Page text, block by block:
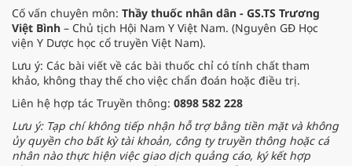
Cố vấn chuyên môn: Thầy thuốc nhân dân - GS.TS Trương
Việt Bình – Chủ tịch Hội Nam Y Việt Nam. (Nguyên GĐ Học
viện Y Dược học cổ truyền Việt Nam).
Lưu ý: Các bài viết về các bài thuốc chỉ có tính chất tham
khảo, không thay thế cho việc chẩn đoán hoặc điều trị.
Liên hệ hợp tác Truyền thông: 0898 582 228
Lưu ý: Tạp chí không tiếp nhận hỗ trợ bằng tiền mặt và không
ủy quyền cho bất kỳ tài khoản, công ty truyền thông hoặc cá
nhân nào thực hiện việc giao dịch quảng cáo, ký kết hợp